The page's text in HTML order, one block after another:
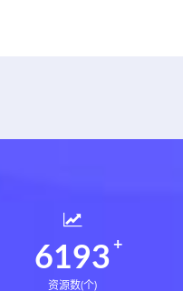
6235
资源数(个)